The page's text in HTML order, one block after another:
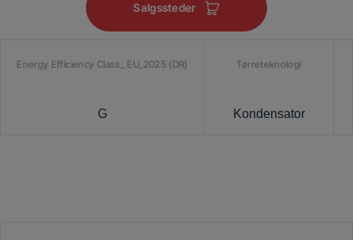
Salgssteder
Energy Efficiency Class_ EU_2025 (DR)
G
Tørreteknologi
Kondensator